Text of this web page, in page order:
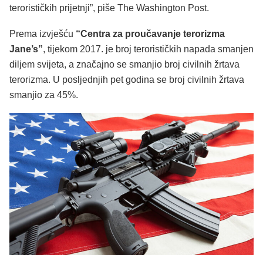
terorističkih prijetnji”, piše The Washington Post.
Prema izvješću “Centra za proučavanje terorizma
Jane’s”, tijekom 2017. je broj terorističkih napada smanjen
diljem svijeta, a značajno se smanjio broj civilnih žrtava
terorizma. U posljednjih pet godina se broj civilnih žrtava
smanjio za 45%.